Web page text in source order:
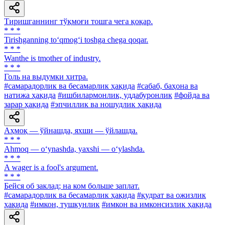
Тиришганнинг тўқмоғи тошга чега қоқар.
* * *
Tirishganning to‘qmog‘i toshga chega qoqar.
* * *
Wanthe is tmother of industry.
* * *
Голь на выдумки хитра.
#самарадорлик ва бесамарлик ҳақида #сабаб, баҳона ва
натижа ҳақида #ишбилармонлик, уддабуронлик #фойда ва
зарар ҳақида #эпчиллик ва ношудлик ҳақида
Аҳмоқ — ўйнашда, яхши — ўйлашда.
* * *
Ahmoq — o‘ynashda, yaxshi — o‘ylashda.
* * *
A wager is a fool's argument.
* * *
Бейся об заклад; на ком больше заплат.
#самарадорлик ва бесамарлик ҳақида #қудрат ва ожизлик
ҳақида #имкон, тушкунлик #имкон ва имконсизлик ҳақида